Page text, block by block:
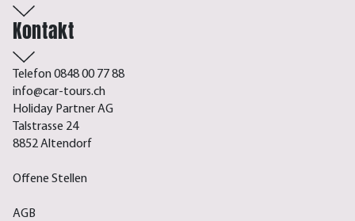
Kontakt
Telefon 0848 00 77 88
info@car-tours.ch
Holiday Partner AG
Talstrasse 24
8852 Altendorf
Offene Stellen
AGB